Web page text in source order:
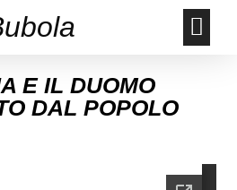
E IL DUOMO
DAL POPOLO